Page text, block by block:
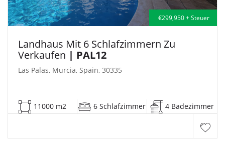
€299,950 + Steuer
Landhaus Mit 6 Schlafzimmern Zu
Verkaufen | PAL12
Las Palas, Murcia, Spain, 30335
11000 m2 6 Schlafzimmer 4 Badezimmer